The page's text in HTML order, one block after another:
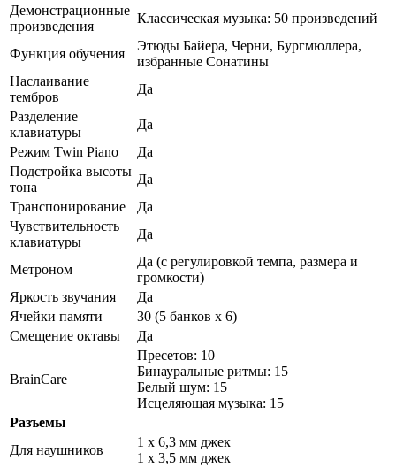
Демонстрационные
произведения
Классическая музыка: 50 произведений
Функция обучения
Этюды Байера, Черни, Бургмюллера,
избранные Сонатины
Наслаивание
тембров
Да
Разделение
клавиатуры
Да
Режим Twin Piano
Да
Подстройка высоты
тона
Да
Транспонирование
Да
Чувствительность
клавиатуры
Да
Метроном
Да (с регулировкой темпа, размера и
громкости)
Яркость звучания
Да
Ячейки памяти
30 (5 банков x 6)
Смещение октавы
Да
BrainCare
Пресетов: 10
Бинауральные ритмы: 15
Белый шум: 15
Исцеляющая музыка: 15
Разъемы
Для наушников
1 x 6,3 мм джек
1 x 3,5 мм джек